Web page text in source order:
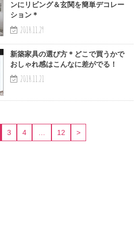
ンにリビング＆玄関を簡単デコレー
ション＊
2018.11.29
新築家具の選び方＊どこで買うかで
おしゃれ感はこんなに差がでる！
2018.11.21
3 4 … 12 >